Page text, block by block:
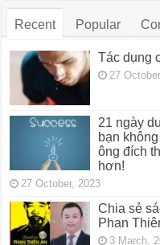
Recent Popular
Tác dụng
27
21 ngày
bạn
ông đích
hơn!
27 October, 2023
Chia sẻ
Phan
3 March,